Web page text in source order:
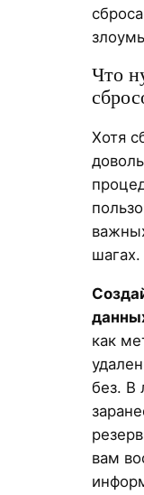
Что
Хотя
шагах.
как
без. В
вам